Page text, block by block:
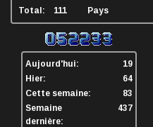
Total: 111 Pays
Aujourd'hui:
19
Hier:
64
Cette semaine:
83
Semaine
dernière:
437